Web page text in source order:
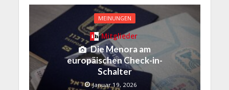
MEINUNGEN
Mitglieder
Die Menora am
europäischen Check-in-
Schalter
Januar 19, 2026